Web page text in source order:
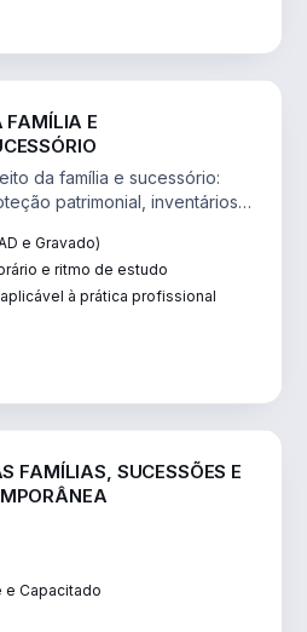
FAMÍLIA E
da família e sucessório:
patrimonial, inventários
e Gravado)
e ritmo de estudo
à prática profissional
FAMÍLIAS, SUCESSÕES E
e Capacitado